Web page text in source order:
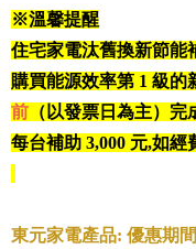
※溫馨提醒
住宅家電汰舊換新節能
購買能源效率第 1 級的
前 （以發票日為主）完
每台補助 3,000 元,如經
東元家電產品: 優惠期間